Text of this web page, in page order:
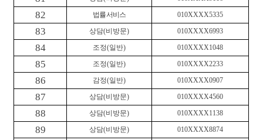
82 법률서비스 010XXXX5335
83 상담(비방문) 010XXXX6993
84 조정(일반) 010XXXX1048
85 조정(일반) 010XXXX2233
86 감정(일반) 010XXXX0907
87 상담(비방문) 010XXXX4560
88 상담(비방문) 010XXXX1138
89 상담(비방문) 010XXXX8874